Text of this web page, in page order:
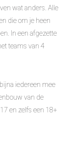
wat anders. Alle
die om je heen
In een afgezette
teams van 4
iedereen mee
van de
en zelfs een 18+